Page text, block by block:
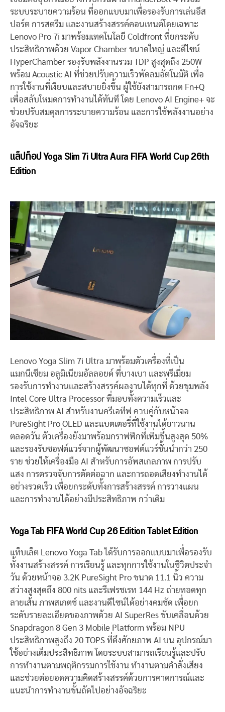
ระบบระบายความร้อน ที่ออกแบบมาเพื่อรองรับการเล่นอีส
ปอร์ต การสตรีม และงานสร้างสรรค์คอนเทนต์โดยเฉพาะ
Lenovo Pro 7i มาพร้อมเทคโนโลยี Coldfront ที่ยกระดับ
ประสิทธิภาพด้วย Vapor Chamber ขนาดใหญ่ และดีไซน์
HyperChamber รองรับพลังงานรวม TDP สูงสุดถึง 250W
พร้อม Acoustic AI ที่ช่วยปรับความเร็วพัดลมอัตโนมัติ เพื่อ
การใช้งานที่เงียบและสบายยิ่งขึ้น ผู้ใช้ยังสามารถกด Fn+Q
เพื่อสลับโหมดการทำงานได้ทันที โดย Lenovo AI Engine+ จะ
ช่วยปรับสมดุลการระบายความร้อน และการใช้พลังงานอย่าง
อัจฉริยะ
แล็ปท็อป Yoga Slim 7i Ultra Aura FIFA World Cup 26th
Edition
Lenovo Yoga Slim 7i Ultra มาพร้อมตัวเครื่องที่เป็น
แมกนีเซียม อลูมิเนียมอัลลอยด์ ที่บางเบา และพรีเมี่ยม
รองรับการทำงานและสร้างสรรค์ผลงานได้ทุกที่ ด้วยขุมพลัง
Intel Core Ultra Processor ที่มอบทั้งความเร็วและ
ประสิทธิภาพ AI สำหรับงานครีเอทีฟ ควบคู่กับหน้าจอ
PureSight Pro OLED และแบตเตอรี่ที่ใช้งานได้ยาวนาน
ตลอดวัน ตัวเครื่องยังมาพร้อมกราฟฟิกที่เพิ่มขึ้นสูงสุด 50%
และรองรับซอฟต์แวร์จากผู้พัฒนาซอฟต์แวร์ชั้นนำกว่า 250
ราย ช่วยให้เครื่องมือ AI สำหรับการอัพสเกลภาพ การปรับ
แสง การตรวจจับการตัดต่อฉาก และการถอดเสียงทำงานได้
อย่างรวดเร็ว เพื่อยกระดับทั้งการสร้างสรรค์ การวางแผน
และการทำงานได้อย่างมีประสิทธิภาพ กว่าเดิม
Yoga Tab FIFA World Cup 26 Edition Tablet Edition
แท็บเล็ต Lenovo Yoga Tab ได้รับการออกแบบมาเพื่อรองรับ
ทั้งงานสร้างสรรค์ การเรียนรู้ และทุกการใช้งานในชีวิตประจำ
วัน ด้วยหน้าจอ 3.2K PureSight Pro ขนาด 11.1 นิ้ว ความ
สว่างสูงสุดถึง 800 nits และรีเฟรชเรท 144 Hz ถ่ายทอดทุก
ลายเส้น ภาพสเกตช์ และงานดีไซน์ได้อย่างคมชัด เพื่อยก
ระดับรายละเอียดของภาพด้วย AI SuperRes ขับเคลื่อนด้วย
Snapdragon 8 Gen 3 Mobile Platform พร้อม NPU
ประสิทธิภาพสูงถึง 20 TOPS ที่ดึงศักยภาพ AI บน อุปกรณ์มา
ใช้อย่างเต็มประสิทธิภาพ โดยระบบสามารถเรียนรู้และปรับ
การทำงานตามพฤติกรรมการใช้งาน ทำงานตามคำสั่งเสียง
และช่วยต่อยอดความคิดสร้างสรรค์ด้วยการคาดการณ์และ
แนะนำการทำงานขั้นถัดไปอย่างอัจฉริยะ